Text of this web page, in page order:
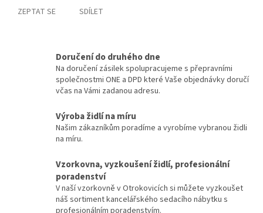
ZEPTAT SE SDÍLET
Doručení do druhého dne
Na doručení zásilek spolupracujeme s přepravními
společnostmi ONE a DPD které Vaše objednávky doručí
včas na Vámi zadanou adresu.
Výroba židlí na míru
Našim zákazníkům poradíme a vyrobíme vybranou židli
na míru.
Vzorkovna, vyzkoušení židlí, profesionální
poradenství
V naší vzorkovně v Otrokovicích si můžete vyzkoušet
náš sortiment kancelářského sedacího nábytku s